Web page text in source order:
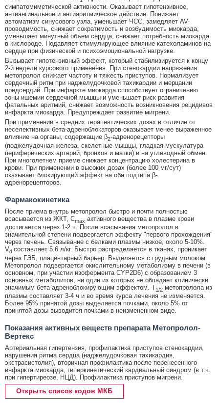
симпатомиметической активности. Оказывает гипотензивное,
антиангинальное и антиаритмическое действие. Понижает
автоматизм синусового узла, уменьшает ЧСС, замедляет AV-
проводимость, снижает сократимость и возбудимость миокарда,
уменьшает минутный объем сердца, снижает потребность миокарда
в кислороде. Подавляет стимулирующее влияние катехоламинов на
сердце при физической и психоэмоциональной нагрузке.
Вызывает гипотензивный эффект, который стабилизируется к концу
2-й недели курсового применения. При стенокардии напряжения
метопролол снижает частоту и тяжесть приступов. Нормализует
сердечный ритм при наджелудочковой тахикардии и мерцании
предсердий. При инфаркте миокарда способствует ограничению
зоны ишемии сердечной мышцы и уменьшает риск развития
фатальных аритмий, снижает возможность возникновения рецидивов
инфаркта миокарда. Предупреждает развитие мигрени.
При применении в средних терапевтических дозах в отличие от
неселективных бета-адреноблокаторов оказывает менее выраженное
влияние на органы, содержащие β2-адренорецепторы
(поджелудочная железа, скелетные мышцы, гладкая мускулатура
периферических артерий, бронхов и матки) и на углеводный обмен.
При многолетнем приеме снижает концентрацию холестерина в
крови. При применении в высоких дозах (более 100 мг/сут)
оказывает блокирующий эффект на оба подтипа β-
адренорецепторов.
Фармакокинетика
После приема внутрь метопролол быстро и почти полностью
всасывается из ЖКТ, Cmax активного вещества в плазме крови
достигается через 1-2 ч. После всасывания метопролол в
значительной степени подвергается эффекту "первого прохождения"
через печень. Связывание с белками плазмы низкое, около 5-10%.
Vd составляет 5.6 л/кг. Быстро распределяется в тканях, проникает
через ГЭБ, плацентарный барьер. Выделяется с грудным молоком.
Метопролол подвергается окислительному метаболизму в печени (в
основном, при участии изофермента CYP2D6) с образованием 3
основных метаболитов, ни один из которых не обладает клинически
значимым бета-адреноблокирующим эффектом. T1/2 метопролола из
плазмы составляет 3-4 ч и во время курса лечения не изменяется.
Более 95% принятой дозы выделяется почками, около 5% от
принятой дозы выводится почками в неизмененном виде.
Показания активных веществ препарата Метопролол-
Вертекс
Артериальная гипертензия, профилактика приступов стенокардии,
нарушения ритма сердца (наджелудочковая тахикардия,
экстрасистолия), вторичная профилактика после перенесенного
инфаркта миокарда, гиперкинетический кардиальный синдром (в т.ч.
при гипертиреозе, НЦД). Профилактика приступов мигрени.
Открыть список кодов МКБ